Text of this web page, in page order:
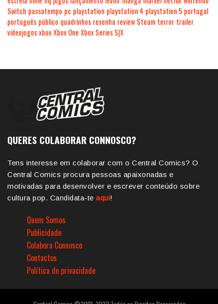
Switch passatempo pc playstation playstation 4 playstation 5 portugal
português público quadrinhos resenha review Steam terror trailer
videojogosxboxXbox One Xbox Series S|X
QUERES COLABORAR CONNOSCO?
Tens interesse em colaborar com o Central Comics? O
Central Comics procura pessoas apaixonadas e
motivadas para desenvolver e escrever conteúdo sobre
cultura pop. Candidata-te aqui!
Quem Somos
Publicidade
Colabora Connosco
Contactos
Política de privacidade